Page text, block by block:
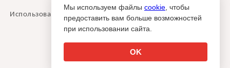
агентства Depot
Использование материалов Sostav.ru допустимо только при
указании источника.
Мы используем файлы cookie , чтобы
предоставить вам больше возможностей
при использовании сайта.
OK